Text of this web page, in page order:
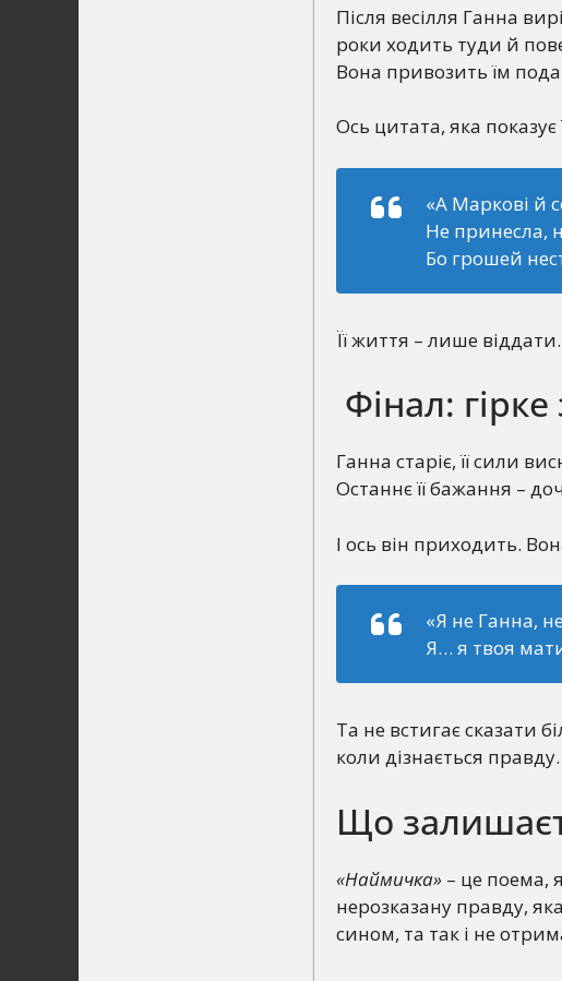
Після весілля Ганна
роки ходить туди й
Вона привозить їм
Ось цитата, яка показує
«А Маркові й
Не принесла,
Бо грошей
Її життя – лише
Фінал: гірке
Ганна старіє, її сили
Останнє її бажання –
І ось він приходить.
«Я не Ганна,
Я… я твоя
Та не встигає сказати
коли дізнається правду.
Що
«Наймичка» – це поема,
нерозказану правду,
сином, та так і не